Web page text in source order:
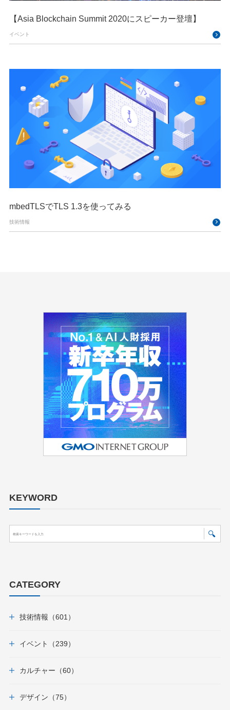
【Asia Blockchain Summit 2020にスピーカー登壇】
イベント
mbedTLSでTLS 1.3を使ってみる
技術情報
KEYWORD
CATEGORY
技術情報（601）
イベント（239）
カルチャー（60）
デザイン（75）